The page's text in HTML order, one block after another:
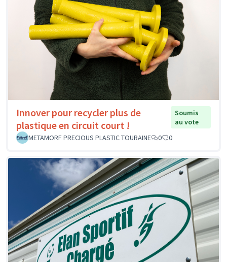
Innover pour recycler plus de
plastique en circuit court !
Soumis
au vote
METAMORF PRECIOUS PLASTIC TOURAINE
0 0